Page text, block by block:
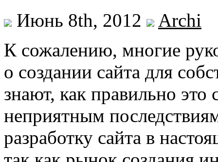
Июнь 8th, 2012
Archi
К сожалению, многие
о создании сайта для
знают, как правильно это
неприятным
разработку сайта в